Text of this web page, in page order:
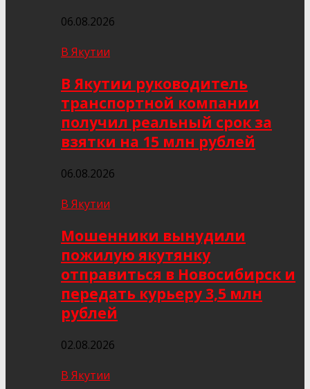
06.08.2026
В Якутии
В Якутии руководитель
транспортной компании
получил реальный срок за
взятки на 15 млн рублей
06.08.2026
В Якутии
Мошенники вынудили
пожилую якутянку
отправиться в Новосибирск и
передать курьеру 3,5 млн
рублей
02.08.2026
В Якутии